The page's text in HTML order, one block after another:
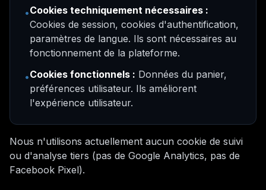
•Cookies techniquement nécessaires :
Cookies de session, cookies d'authentification,
paramètres de langue. Ils sont nécessaires au
fonctionnement de la plateforme.
•Cookies fonctionnels : Données du panier,
préférences utilisateur. Ils améliorent
l'expérience utilisateur.
Nous n'utilisons actuellement aucun cookie de suivi
ou d'analyse tiers (pas de Google Analytics, pas de
Facebook Pixel).